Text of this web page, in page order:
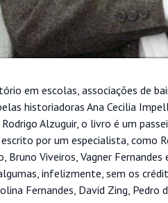
em escolas, associações de
historiadoras Ana Cecilia
Alzuguir, o livro é um
por um especialista, como
Bruno Viveiros, Vagner
infelizmente, sem os
Fernandes, David Zing,